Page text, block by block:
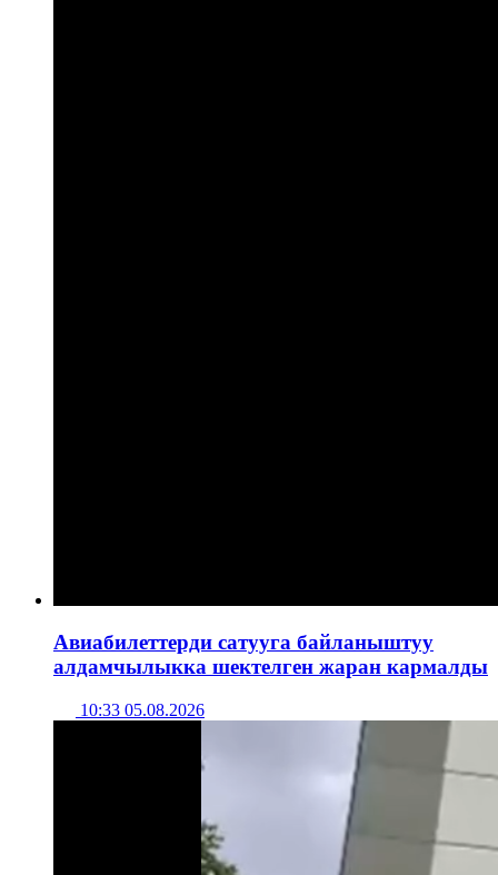
Авиабилеттерди сатууга байланыштуу
алдамчылыкка шектелген жаран кармалды
10:33 05.08.2026